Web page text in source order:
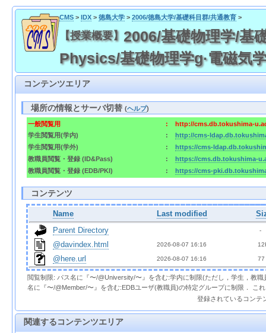
CMS> IDX> 徳島大学> 2006/徳島大学/基礎科目群/共通教育>
【授業概要】 2006/基礎物理学/基
Physics/基礎物理学g·電磁気
コンテンツエリア
場所の情報とサーバ切替(ヘルプ)
一般閲覧用 :
http://cms.db.tokushima-
学生閲覧用(学内)
:
http://cms-
学生閲覧用(学外)
:
https://cms-
教職員閲覧・登録 (ID&Pass)
:
https://cms.db.tokushima-
教職員閲覧・登録 (EDB/PKI)
: https://cms-
コンテンツ
Name Last modified
Parent Directory
  -
@davindex.html 2026-08-07 16:16
@here.url 2026-08-07 16:16 77
閲覧制限: パス名に『〜/@University/〜』を含む:学内に制限(ただし，学生，教
名に『〜/@Member/〜』を含む:EDBユーザ(教職員)の特定グループに制限． こ
登録されているコンテ
関連するコンテンツエリア